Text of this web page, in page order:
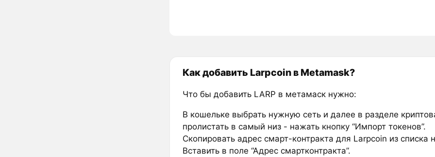
Как добавить Larpcoin в Metamask?
Что бы добавить LARP в метамаск нужно:
В кошельке выбрать нужную сеть и далее в разделе
пролистать в самый низ - нажать кнопку “Импорт токенов”.
Скопировать адрес смарт-контракта для Larpcoin из списка
Вставить в поле “Адрес смартконтракта”.